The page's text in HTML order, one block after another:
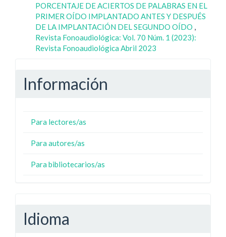
PORCENTAJE DE ACIERTOS DE PALABRAS EN EL
PRIMER OÍDO IMPLANTADO ANTES Y DESPUÉS
DE LA IMPLANTACIÓN DEL SEGUNDO OÍDO ,
Revista Fonoaudiológica: Vol. 70 Núm. 1 (2023):
Revista Fonoaudiológica Abril 2023
Información
Para lectores/as
Para autores/as
Para bibliotecarios/as
Idioma